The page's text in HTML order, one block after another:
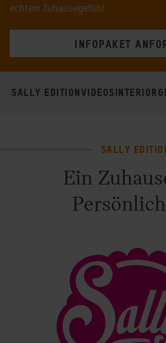
echtem Zuhausegefühl.
INFOPAKET
SALLY EDITIONVIDEOSINTERIOR
SALLY
Ein